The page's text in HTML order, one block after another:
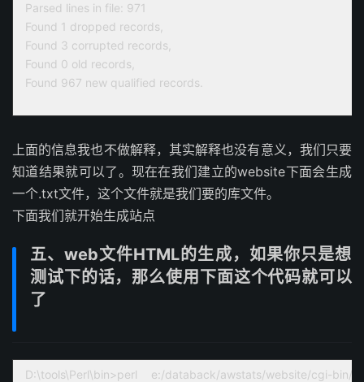
Parsed lines in file: 971
Found 1 dropped records,
Found 3 corrupted records,
Found 0 old records,
Found 967 new qualified records.
上面的信息我也不做解释，其实解释也没有意义，我们只要
知道结果就可以了。现在在我们建立的website下面会生成
一个.txt文件，这个文件就是我们要的库文件。
下面我们就开始生成站点
五、web文件HTML的生成，如果你只是想
测试下的话，那么使用下面这个代码就可以
了
D:\tools\Perl\bin>perl e:/databack/awstats/website/